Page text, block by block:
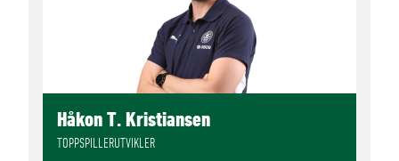
Håkon T. Kristiansen
TOPPSPILLERUTVIKLER